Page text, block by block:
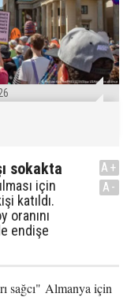
sokakta
için
katıldı.
oranını
endişe
A+
A-
sağcı" Almanya için